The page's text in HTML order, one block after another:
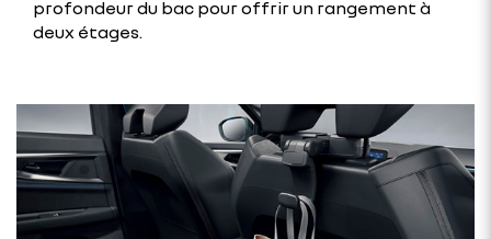
profondeur du bac pour offrir un rangement à
deux étages.